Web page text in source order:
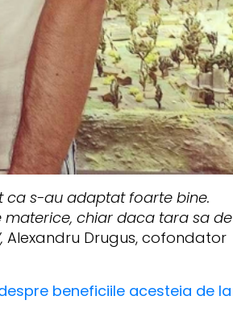
ca s-au adaptat foarte bine.
chiar daca tara sa de
Alexandru Drugus, cofondator
beneficiile acesteia de la